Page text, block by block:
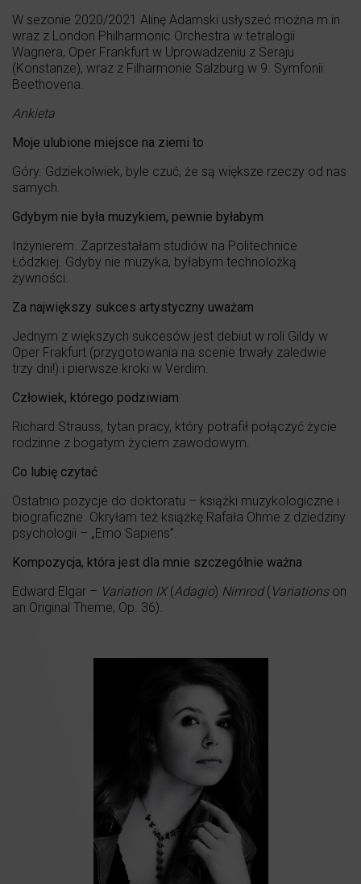
W sezonie 2020/2021 Alinę Adamski usłyszeć można m.in.
wraz z London Philharmonic Orchestra w tetralogii
Wagnera, Oper Frankfurt w Uprowadzeniu z Seraju
(Konstanze), wraz z Filharmonie Salzburg w 9. Symfonii
Beethovena.
Ankieta
Moje ulubione miejsce na ziemi to
Góry. Gdziekolwiek, byle czuć, że są większe rzeczy od nas
samych.
Gdybym nie była muzykiem, pewnie byłabym
Inżynierem. Zaprzestałam studiów na Politechnice
Łódzkiej. Gdyby nie muzyka, byłabym technolożką
żywności.
Za największy sukces artystyczny uważam
Jednym z większych sukcesów jest debiut w roli Gildy w
Oper Frakfurt (przygotowania na scenie trwały zaledwie
trzy dni!) i pierwsze kroki w Verdim.
Człowiek, którego podziwiam
Richard Strauss, tytan pracy, który potrafił połączyć życie
rodzinne z bogatym życiem zawodowym.
Co lubię czytać
Ostatnio pozycje do doktoratu – książki muzykologiczne i
biograficzne. Okryłam też książkę Rafała Ohme z dziedziny
psychologii – „Emo Sapiens”.
Kompozycja, która jest dla mnie szczególnie ważna
Edward Elgar – Variation IX(Adagio) Nimrod( Variationson
an Original Theme, Op. 36).